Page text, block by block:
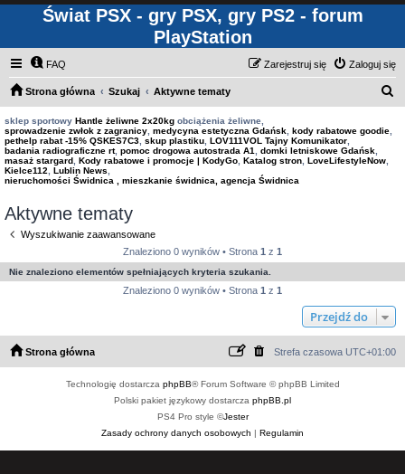
Świat PSX - gry PSX, gry PS2 - forum
PlayStation
FAQ Zaloguj się
Zarejestruj się
Strona główna Szukaj Aktywne tematy
sklep sportowy Hantle żeliwne 2x20kg obciążenia żeliwne,
sprowadzenie zwłok z zagranicy medycyna estetyczna Gdańsk kody rabatowe goodie
pethelp rabat -15% QSKES7C3 skup plastiku LOV111VOL Tajny Komunikator
badania radiograficzne rt, pomoc drogowa autostrada A1 domki letniskowe Gdańsk
masaż stargard Kody rabatowe i promocje | KodyGo Katalog stron LoveLifestyleNow
Kielce112
Lublin News
nieruchomości Świdnica , mieszkanie świdnica, agencja Świdnica
Aktywne tematy
Wyszukiwanie zaawansowane
Znaleziono 0 wyników • Strona 1 z 1
Nie znaleziono elementów spełniających kryteria szukania.
Znaleziono 0 wyników • Strona 1 z 1
Przejdź do
Strona główna Strefa czasowa UTC+01:00
Technologię dostarcza phpBB® Forum Software © phpBB Limited
Polski pakiet językowy dostarcza phpBB.pl
PS4 Pro style ©Jester
Zasady ochrony danych osobowych | Regulamin